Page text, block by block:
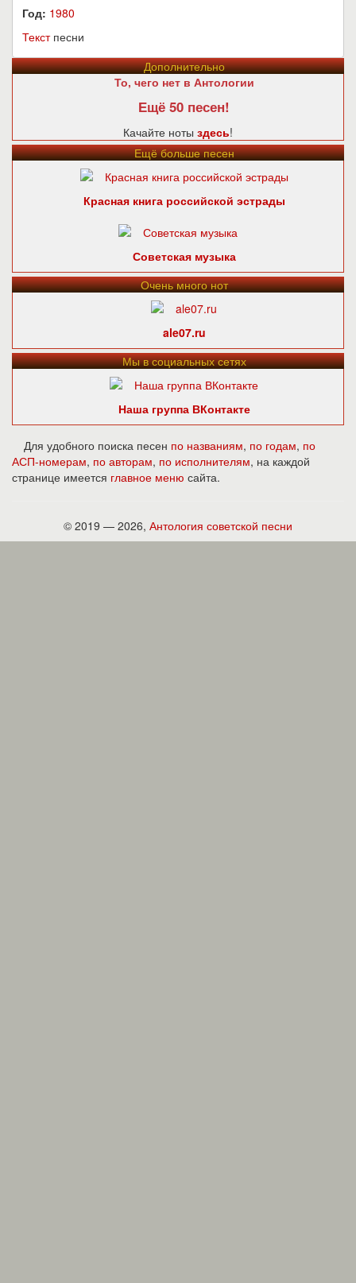
Год: 1980
Текстпесни
Дополнительно
То, чего нет в Антологии
Ещё 50 песен!
Качайте ноты здесь!
Ещё больше песен
Красная книга российской эстрады
Советская музыка
Очень много нот
ale07.ru
Мы в социальных сетях
Наша группа ВКонтакте
Для удобного поиска песен по названиям, по годам, по
АСП-номерам, по авторам, по исполнителям, на каждой
странице имеется главное меню сайта.
© 2019 — 2026, Антология советской песни